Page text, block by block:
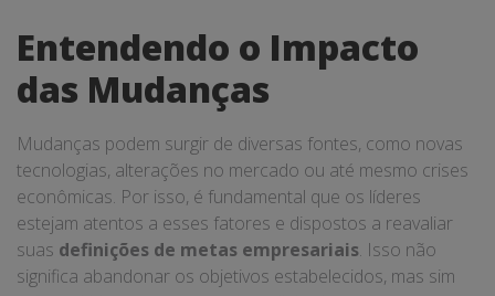
Entendendo o Impacto
das Mudanças
Mudanças podem surgir de diversas fontes, como novas
tecnologias, alterações no mercado ou até mesmo crises
econômicas. Por isso, é fundamental que os líderes
estejam atentos a esses fatores e dispostos a reavaliar
suas definições de metas empresariais. Isso não
significa abandonar os objetivos estabelecidos, mas sim